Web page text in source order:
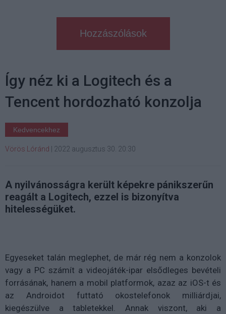
Hozzászólások
Így néz ki a Logitech és a
Tencent hordozható konzolja
Kedvencekhez
Vörös Lóránd 2022 augusztus 30. 20:30
A nyilvánosságra került képekre pánikszerűn
reagált a Logitech, ezzel is bizonyítva
hitelességüket.
Egyeseket talán meglephet, de már rég nem a konzolok
vagy a PC számít a videojáték-ipar elsődleges bevételi
forrásának, hanem a mobil platformok, azaz az iOS-t és
az Androidot futtató okostelefonok milliárdjai,
kiegészülve a tabletekkel. Annak viszont, aki a